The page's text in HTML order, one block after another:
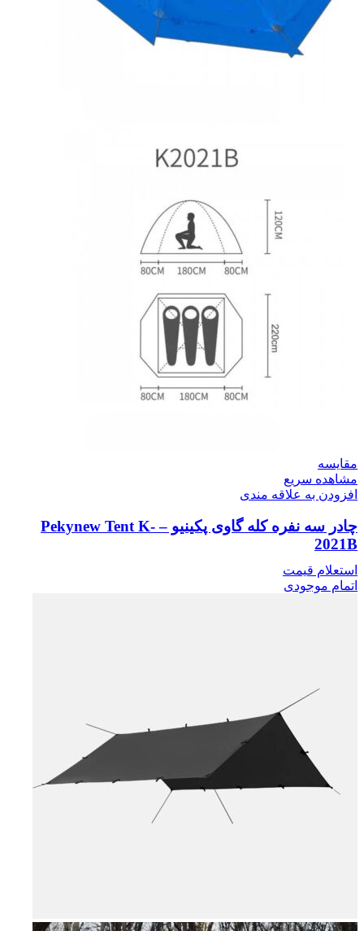
مقایسه
مشاهده سریع
افزودن به علاقه مندی
چادر سه نفره کله گاوی پکینیو – Pekynew Tent K-
2021B
استعلام قیمت
اتمام موجودی